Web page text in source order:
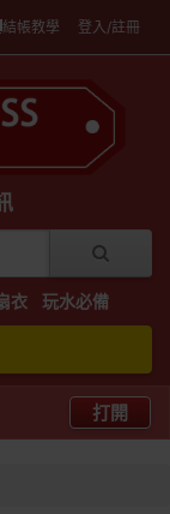
結帳教學 登入/註冊
衣 玩水必備
打開